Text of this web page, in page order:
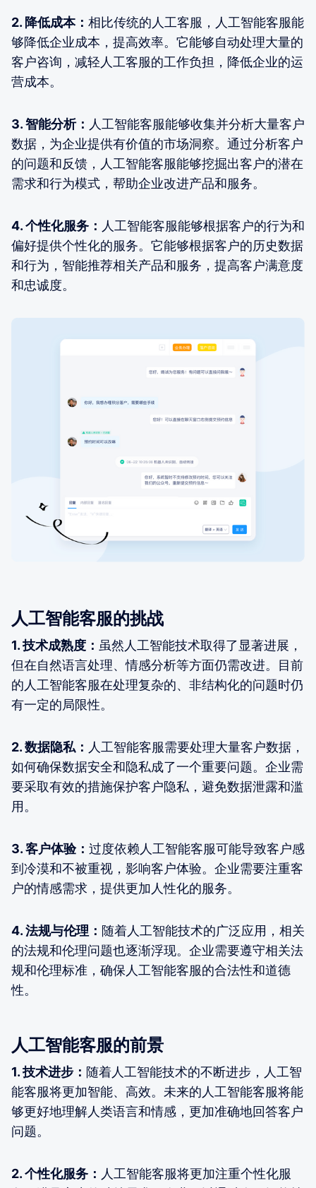
2. 降低成本： 相比传统的人工客服，人工智能客服能
够降低企业成本，提高效率。它能够自动处理大量的
客户咨询，减轻人工客服的工作负担，降低企业的运
营成本。
3. 智能分析： 人工智能客服能够收集并分析大量客户
数据，为企业提供有价值的市场洞察。通过分析客户
的问题和反馈，人工智能客服能够挖掘出客户的潜在
需求和行为模式，帮助企业改进产品和服务。
4. 个性化服务： 人工智能客服能够根据客户的行为和
偏好提供个性化的服务。它能够根据客户的历史数据
和行为，智能推荐相关产品和服务，提高客户满意度
和忠诚度。
人工智能客服的挑战
1. 技术成熟度： 虽然人工智能技术取得了显著进展，
但在自然语言处理、情感分析等方面仍需改进。目前
的人工智能客服在处理复杂的、非结构化的问题时仍
有一定的局限性。
2. 数据隐私： 人工智能客服需要处理大量客户数据，
如何确保数据安全和隐私成了一个重要问题。企业需
要采取有效的措施保护客户隐私，避免数据泄露和滥
用。
3. 客户体验： 过度依赖人工智能客服可能导致客户感
到冷漠和不被重视，影响客户体验。企业需要注重客
户的情感需求，提供更加人性化的服务。
4. 法规与伦理： 随着人工智能技术的广泛应用，相关
的法规和伦理问题也逐渐浮现。企业需要遵守相关法
规和伦理标准，确保人工智能客服的合法性和道德
性。
人工智能客服的前景
1. 技术进步： 随着人工智能技术的不断进步，人工智
能客服将更加智能、高效。未来的人工智能客服将能
够更好地理解人类语言和情感，更加准确地回答客户
问题。
2. 个性化服务： 人工智能客服将更加注重个性化服